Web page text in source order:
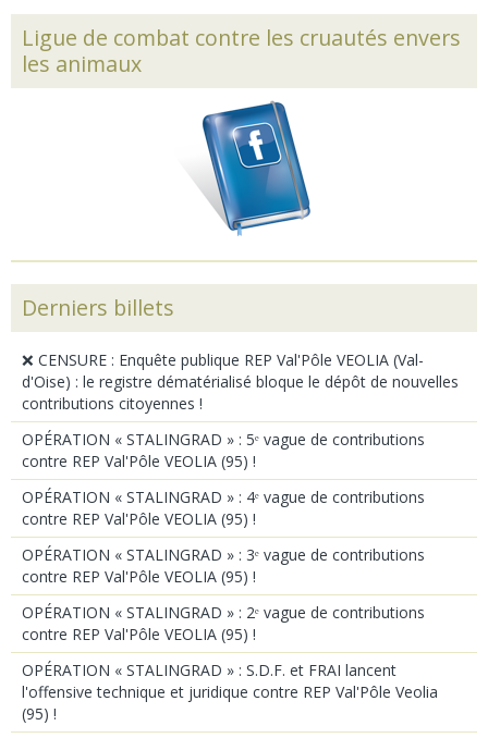
Ligue de combat contre les cruautés envers
les animaux
Derniers billets
❌ CENSURE : Enquête publique REP Val'Pôle VEOLIA (Val-
d'Oise) : le registre dématérialisé bloque le dépôt de nouvelles
contributions citoyennes !
OPÉRATION « STALINGRAD » : 5ᵉ vague de contributions
contre REP Val'Pôle VEOLIA (95) !
OPÉRATION « STALINGRAD » : 4ᵉ vague de contributions
contre REP Val'Pôle VEOLIA (95) !
OPÉRATION « STALINGRAD » : 3ᵉ vague de contributions
contre REP Val'Pôle VEOLIA (95) !
OPÉRATION « STALINGRAD » : 2ᵉ vague de contributions
contre REP Val'Pôle VEOLIA (95) !
OPÉRATION « STALINGRAD » : S.D.F. et FRAI lancent
l'offensive technique et juridique contre REP Val'Pôle Veolia
(95) !